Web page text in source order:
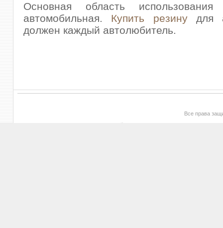
Основная область
автомобильная. Купить резинудля
должен каждый автолюбитель.
Все права